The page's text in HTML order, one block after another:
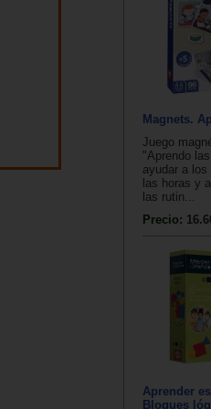
Magnets.
Juego
"Aprendo
ayudar a los
las horas y
las rutin...
Precio:
Aprender
Bloques